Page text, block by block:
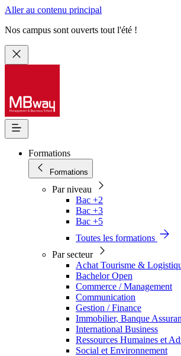
Aller au contenu principal
Nos campus sont ouverts tout l'été !
Formations
Formations
Par niveau
Bac +2
Bac +3
Bac +5
Toutes les formations
Par secteur
Achat Tourisme &
Bachelor Open
Commerce / Management
Communication
Gestion / Finance
Immobilier, Banque
International Business
Ressources Humaines et
Social et Environnement